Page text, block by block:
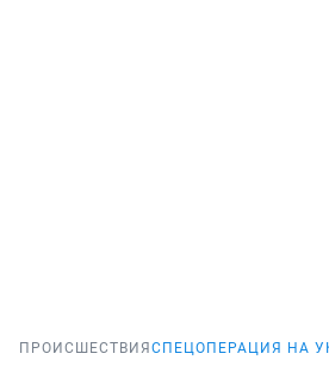
ПРОИСШЕСТВИЯ СПЕЦОПЕРАЦИЯ НА